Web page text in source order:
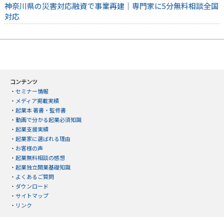
神奈川県の災害対応融資で事業再建｜専門家に5分無料相談全国
対応
コンテンツ
・ セミナー情報
・ メディア掲載実績
・ 起業本 著書・監修書
・ 動画で分かる起業必須知識
・ 起業支援実績
・ 起業家に選ばれる理由
・ お客様の声
・ 起業無料相談の感想
・ 起業独立開業基礎知識
・ よくあるご質問
・ ダウンロード
・ サイトマップ
・ リンク